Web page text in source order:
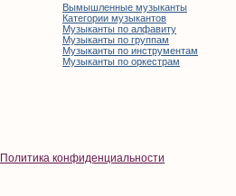
Вымышленные музыканты
Категории музыкантов
Музыканты по алфавиту
Музыканты по группам
Музыканты по инструментам
Музыканты по оркестрам
Политика конфиденциальности